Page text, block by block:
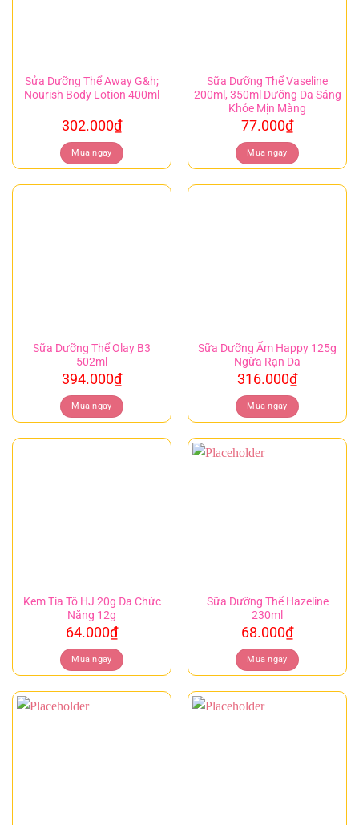
Sửa Dưỡng Thể Away G&h;
Nourish Body Lotion 400ml
302.000₫
Mua ngay
Sữa Dưỡng Thể Vaseline
200ml, 350ml Dưỡng Da Sáng
Khỏe Mịn Màng
77.000₫
Mua ngay
Sữa Dưỡng Thể Olay B3
502ml
394.000₫
Mua ngay
Sữa Dưỡng Ẩm Happy 125g
Ngừa Rạn Da
316.000₫
Mua ngay
Kem Tia Tô HJ 20g Đa Chức
Năng 12g
64.000₫
Mua ngay
Sữa Dưỡng Thể Hazeline
230ml
68.000₫
Mua ngay